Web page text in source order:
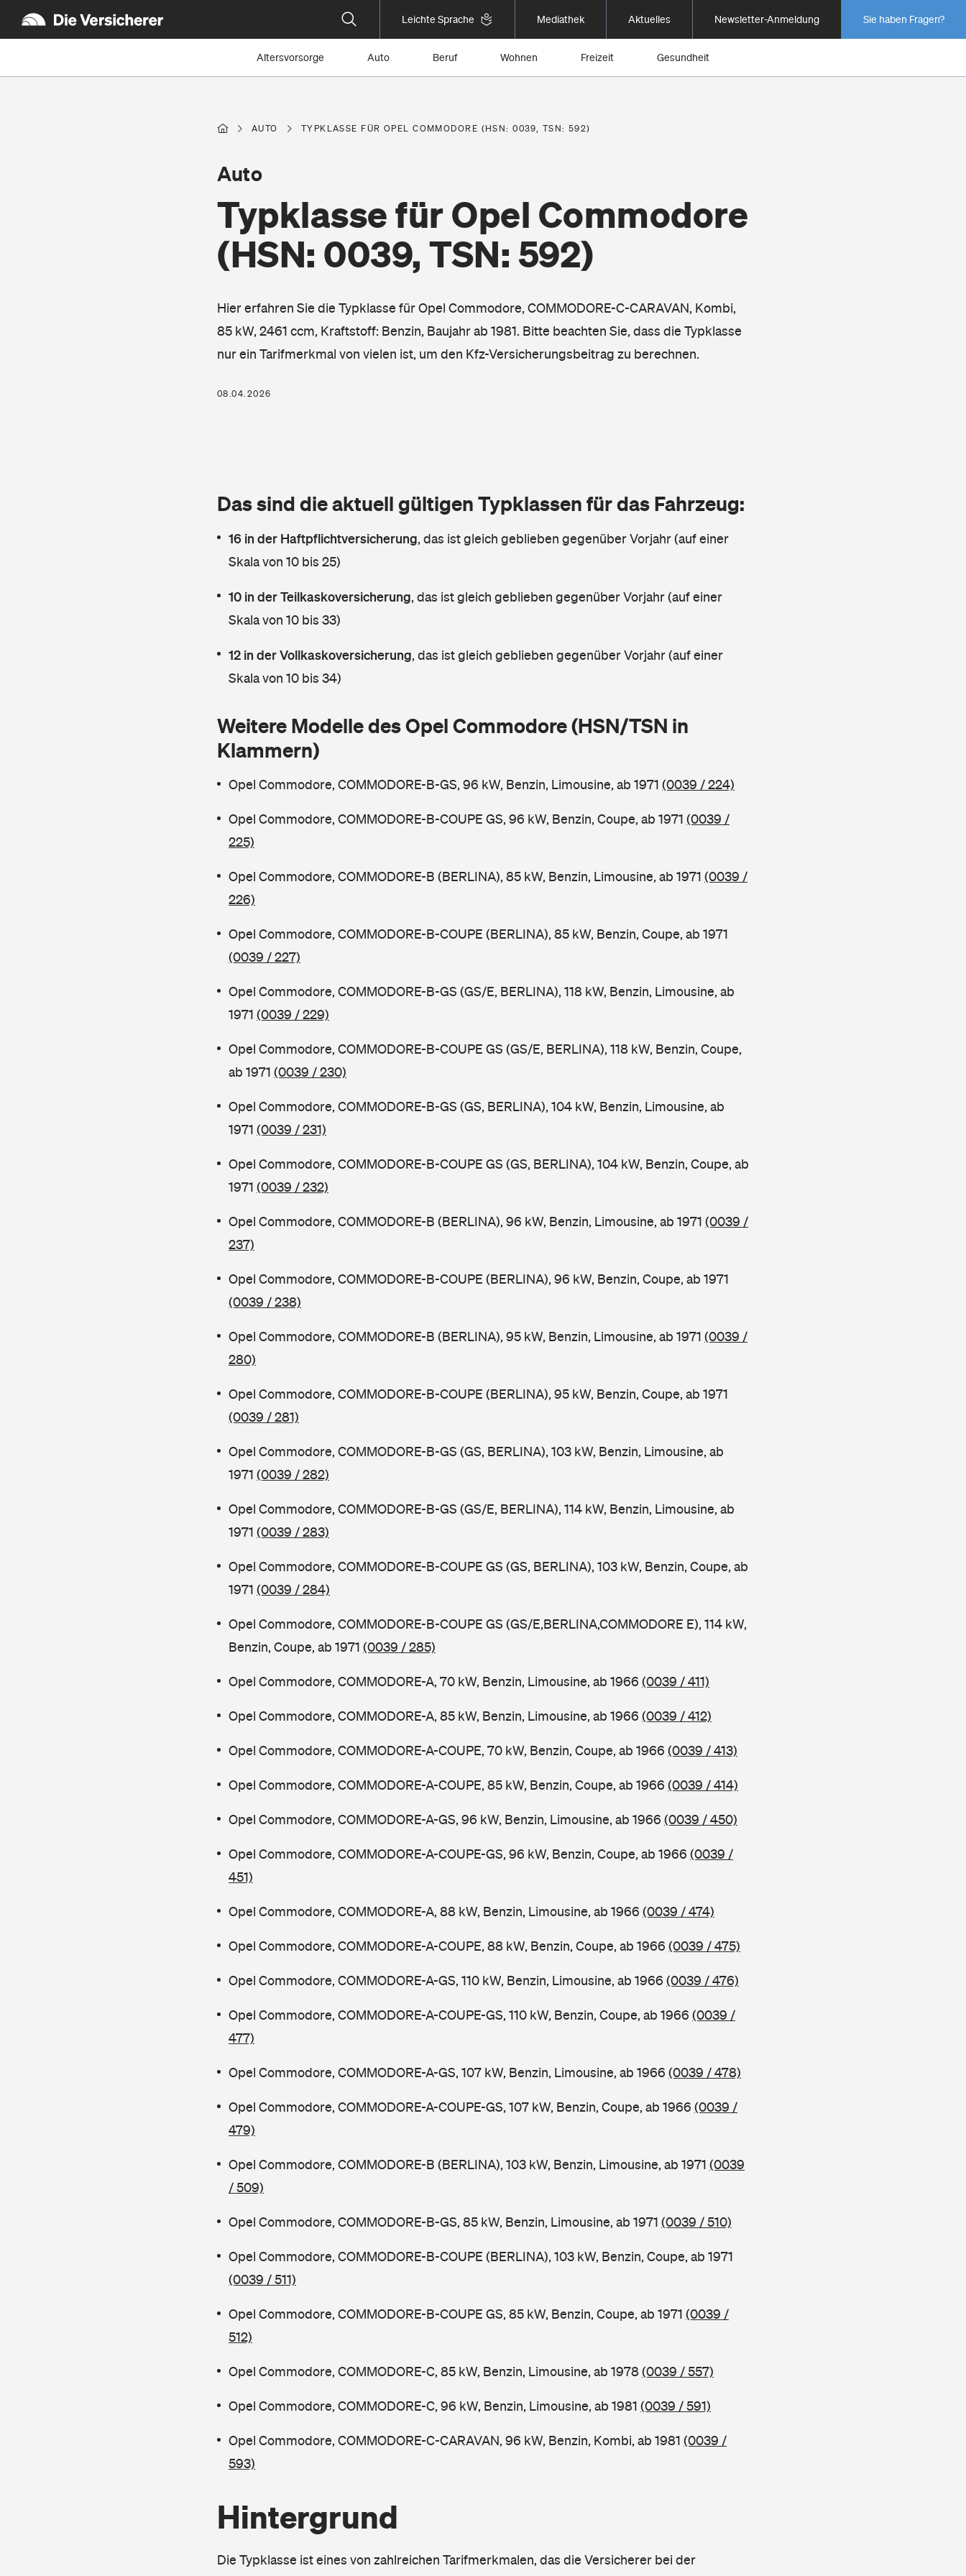
Leichte Sprache Mediathek Aktuelles Newsletter-Anmeldung Sie haben Fragen?
Altersvorsorge Auto Beruf Wohnen Freizeit Gesundheit
AUTO TYPKLASSE FÜR OPEL COMMODORE (HSN: 0039, TSN: 592)
Typklasse für Opel Commodore
(HSN: 0039, TSN: 592)
Auto
Hier erfahren Sie die Typklasse für Opel Commodore, COMMODORE-C-CARAVAN, Kombi,
85 kW, 2461 ccm, Kraftstoff: Benzin, Baujahr ab 1981. Bitte beachten Sie, dass die Typklasse
nur ein Tarifmerkmal von vielen ist, um den Kfz-Versicherungsbeitrag zu berechnen.
08.04.2026
Das sind die aktuell gültigen Typklassen für das Fahrzeug:
16 in der Haftpflichtversicherung, das ist gleich geblieben gegenüber Vorjahr (auf einer
Skala von 10 bis 25)
10 in der Teilkaskoversicherung, das ist gleich geblieben gegenüber Vorjahr (auf einer
Skala von 10 bis 33)
12 in der Vollkaskoversicherung, das ist gleich geblieben gegenüber Vorjahr (auf einer
Skala von 10 bis 34)
Weitere Modelle des Opel Commodore (HSN/TSN in
Klammern)
Opel Commodore, COMMODORE-B-GS, 96 kW, Benzin, Limousine, ab 1971 (0039 / 224)
Opel Commodore, COMMODORE-B-COUPE GS, 96 kW, Benzin, Coupe, ab 1971 (0039 /
225)
Opel Commodore, COMMODORE-B (BERLINA), 85 kW, Benzin, Limousine, ab 1971 (0039 /
226)
Opel Commodore, COMMODORE-B-COUPE (BERLINA), 85 kW, Benzin, Coupe, ab 1971
(0039 / 227)
Opel Commodore, COMMODORE-B-GS (GS/E, BERLINA), 118 kW, Benzin, Limousine, ab
1971 (0039 / 229)
Opel Commodore, COMMODORE-B-COUPE GS (GS/E, BERLINA), 118 kW, Benzin, Coupe,
ab 1971 (0039 / 230)
Opel Commodore, COMMODORE-B-GS (GS, BERLINA), 104 kW, Benzin, Limousine, ab
1971 (0039 / 231)
Opel Commodore, COMMODORE-B-COUPE GS (GS, BERLINA), 104 kW, Benzin, Coupe, ab
1971 (0039 / 232)
Opel Commodore, COMMODORE-B (BERLINA), 96 kW, Benzin, Limousine, ab 1971 (0039 /
237)
Opel Commodore, COMMODORE-B-COUPE (BERLINA), 96 kW, Benzin, Coupe, ab 1971
(0039 / 238)
Opel Commodore, COMMODORE-B (BERLINA), 95 kW, Benzin, Limousine, ab 1971 (0039 /
280)
Opel Commodore, COMMODORE-B-COUPE (BERLINA), 95 kW, Benzin, Coupe, ab 1971
(0039 / 281)
Opel Commodore, COMMODORE-B-GS (GS, BERLINA), 103 kW, Benzin, Limousine, ab
1971 (0039 / 282)
Opel Commodore, COMMODORE-B-GS (GS/E, BERLINA), 114 kW, Benzin, Limousine, ab
1971 (0039 / 283)
Opel Commodore, COMMODORE-B-COUPE GS (GS, BERLINA), 103 kW, Benzin, Coupe, ab
1971 (0039 / 284)
Opel Commodore, COMMODORE-B-COUPE GS (GS/E,BERLINA,COMMODORE E), 114 kW,
Benzin, Coupe, ab 1971 (0039 / 285)
Opel Commodore, COMMODORE-A, 70 kW, Benzin, Limousine, ab 1966 (0039 / 411)
Opel Commodore, COMMODORE-A, 85 kW, Benzin, Limousine, ab 1966 (0039 / 412)
Opel Commodore, COMMODORE-A-COUPE, 70 kW, Benzin, Coupe, ab 1966 (0039 / 413)
Opel Commodore, COMMODORE-A-COUPE, 85 kW, Benzin, Coupe, ab 1966 (0039 / 414)
Opel Commodore, COMMODORE-A-GS, 96 kW, Benzin, Limousine, ab 1966 (0039 / 450)
Opel Commodore, COMMODORE-A-COUPE-GS, 96 kW, Benzin, Coupe, ab 1966 (0039 /
451)
Opel Commodore, COMMODORE-A, 88 kW, Benzin, Limousine, ab 1966 (0039 / 474)
Opel Commodore, COMMODORE-A-COUPE, 88 kW, Benzin, Coupe, ab 1966 (0039 / 475)
Opel Commodore, COMMODORE-A-GS, 110 kW, Benzin, Limousine, ab 1966 (0039 / 476)
Opel Commodore, COMMODORE-A-COUPE-GS, 110 kW, Benzin, Coupe, ab 1966 (0039 /
477)
Opel Commodore, COMMODORE-A-GS, 107 kW, Benzin, Limousine, ab 1966 (0039 / 478)
Opel Commodore, COMMODORE-A-COUPE-GS, 107 kW, Benzin, Coupe, ab 1966 (0039 /
479)
Opel Commodore, COMMODORE-B (BERLINA), 103 kW, Benzin, Limousine, ab 1971 (0039
/ 509)
Opel Commodore, COMMODORE-B-GS, 85 kW, Benzin, Limousine, ab 1971 (0039 / 510)
Opel Commodore, COMMODORE-B-COUPE (BERLINA), 103 kW, Benzin, Coupe, ab 1971
(0039 / 511)
Opel Commodore, COMMODORE-B-COUPE GS, 85 kW, Benzin, Coupe, ab 1971 (0039 /
512)
Opel Commodore, COMMODORE-C, 85 kW, Benzin, Limousine, ab 1978(0039 / 557)
Opel Commodore, COMMODORE-C, 96 kW, Benzin, Limousine, ab 1981 (0039 / 591)
Opel Commodore, COMMODORE-C-CARAVAN, 96 kW, Benzin, Kombi, ab 1981 (0039 /
593)
Hintergrund
Die Typklasse ist eines von zahlreichen Tarifmerkmalen, das die Versicherer bei der